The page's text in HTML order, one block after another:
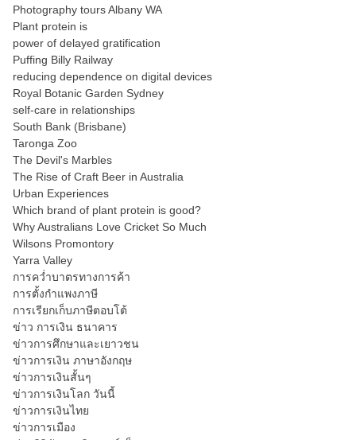
Photography tours Albany WA
Plant protein is
power of delayed gratification
Puffing Billy Railway
reducing dependence on digital devices
Royal Botanic Garden Sydney
self-care in relationships
South Bank (Brisbane)
Taronga Zoo
The Devil's Marbles
The Rise of Craft Beer in Australia
Urban Experiences
Which brand of plant protein is good?
Why Australians Love Cricket So Much
Wilsons Promontory
Yarra Valley
การคว่ำบาตรทางการค้า
การตั้งกำแพงภาษี
การเรียกเก็บภาษีตอบโต้
ข่าว การเงิน ธนาคาร
ข่าวการศึกษาและเยาวชน
ข่าวการเงิน ภาษาอังกฤษ
ข่าวการเงินสั้นๆ
ข่าวการเงินโลก วันนี้
ข่าวการเงินไทย
ข่าวการเมือง